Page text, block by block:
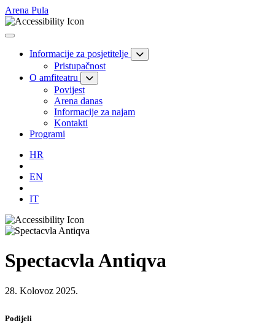
Arena Pula
Informacije za posjetitelje
Pristupačnost
O amfiteatru
Povijest
Arena danas
Informacije za najam
Kontakti
Programi
HR
EN
IT
Spectacvla Antiqva
28. Kolovoz 2025.
Podijeli